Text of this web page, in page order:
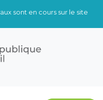
sont en cours sur le site